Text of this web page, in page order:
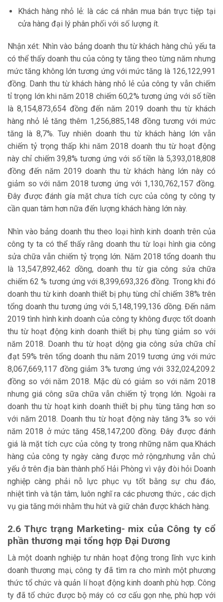
Khách hàng nhỏ lẻ: là các cá nhân mua bán trực tiệp tại
cửa hàng đại lý phân phối với số lượng ít.
Nhận xét: Nhìn vào bảng doanh thu từ khách hàng chủ yếu ta
có thể thấy doanh thu của công ty tăng theo từng năm nhưng
mức tăng không lớn tương ứng với mức tăng là 126,122,991
đồng. Danh thu từ khách hàng nhỏ lẻ của công ty vẫn chiếm
tỉ trọng lớn khi năm 2018 chiếm 60,2% tương ứng với số tiền
là 8,154,873,654 đồng đến năm 2019 doanh thu từ khách
hàng nhỏ lẻ tăng thêm 1,256,885,148 đồng tương với mức
tăng là 8,7%. Tuy nhiên doanh thu từ khách hàng lớn vẫn
chiếm tỷ trọng thấp khi năm 2018 doanh thu từ hoạt động
này chỉ chiếm 39,8% tương ứng với số tiền là 5,393,018,808
đồng đến năm 2019 doanh thu từ khách hàng lớn này có
giảm so với năm 2018 tương ứng với 1,130,762,157 đồng.
Đây được đánh gía mặt chưa tích cực của công ty công ty
cần quan tâm hơn nữa đến lượng khách hàng lớn này.
Nhìn vào bảng doanh thu theo loại hình kinh doanh trên của
công ty ta có thể thấy rằng doanh thu từ loại hình gia công
sửa chữa vẫn chiếm tỷ trọng lớn. Năm 2018 tổng doanh thu
là 13,547,892,462 dồng, doanh thu từ gia công sửa chữa
chiếm 62 % tương ứng với 8,399,693,326 đồng. Trong khi đó
doanh thu từ kinh doanh thiết bị phụ tùng chỉ chiếm 38% trên
tổng doanh thu tương ứng với 5,148,199,136 dồng. Đến năm
2019 tình hình kinh doanh của công ty không được tốt doanh
thu từ hoạt động kinh doanh thiết bị phụ tùng giảm so với
năm 2018. Doanh thu từ hoạt dộng gia công sửa chữa chỉ
đạt 59% trên tổng doanh thu năm 2019 tương ứng với mức
8,067,669,117 đồng giảm 3% tương ứng với 332,024,209.2
đồng so với năm 2018. Mặc dù có giảm so với năm 2018
nhưng giá công sữa chữa vẫn chiếm tỷ trọng lớn. Ngoài ra
doanh thu từ hoạt kinh doanh thiết bị phụ tùng tăng hơn so
với năm 2018. Doanh thu từ hoạt động này tăng 3% so với
năm 2018 ở mức tăng 458,147,200 đồng. Đây được đánh
giá là mặt tích cực của công ty trong những năm qua.Khách
hàng của công ty ngày càng được mở rộng,nhưng vẫn chủ
yếu ở trên địa bàn thành phố Hải Phòng vì vậy đòi hỏi Doanh
nghiệp càng phải nỗ lực phục vụ tốt bằng sự chu đáo,
nhiệt tình và tận tâm, luôn nghĩ ra các phương thức , các dịch
vụ gia tăng mới nhằm thu hút và giữ chân được khách hàng.
2.6 Thực trạng Marketing- mix của Công ty cổ
phần thương mại tổng hợp Đại Dương
Là một doanh nghiệp tư nhân hoạt động trong lĩnh vực kinh
doanh thương mại, công ty đã tìm ra cho mình một phương
thức tổ chức và quản lí hoạt động kinh doanh phù hợp. Công
ty đã tổ chức được bộ máy có cơ cấu gọn nhẹ, phù hợp với